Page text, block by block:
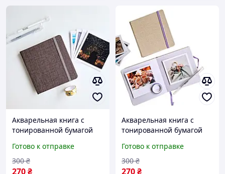
Акварельная книга с
тонированной бумагой
для рисования
Акварелью
Готово к отправке
270₴
300 ₴
Акварельная книга с
тонированной бумагой
для рисования
Акварелью
Готово к отправке
270₴
300 ₴